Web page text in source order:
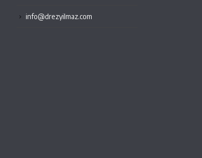
info@drezyilmaz.com